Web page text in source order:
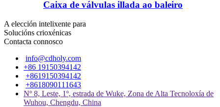
Caixa de válvulas illada ao baleiro
A elección intelixente para
Solucións crioxénicas
Contacta connosco
info@cdholy.com
+86 19150394142
+8619150394142
+8618090111643
Nº 8, Leste, 1º, estrada de Wuke, Zona de Alta Tecnoloxía de
Wuhou, Chengdu, China